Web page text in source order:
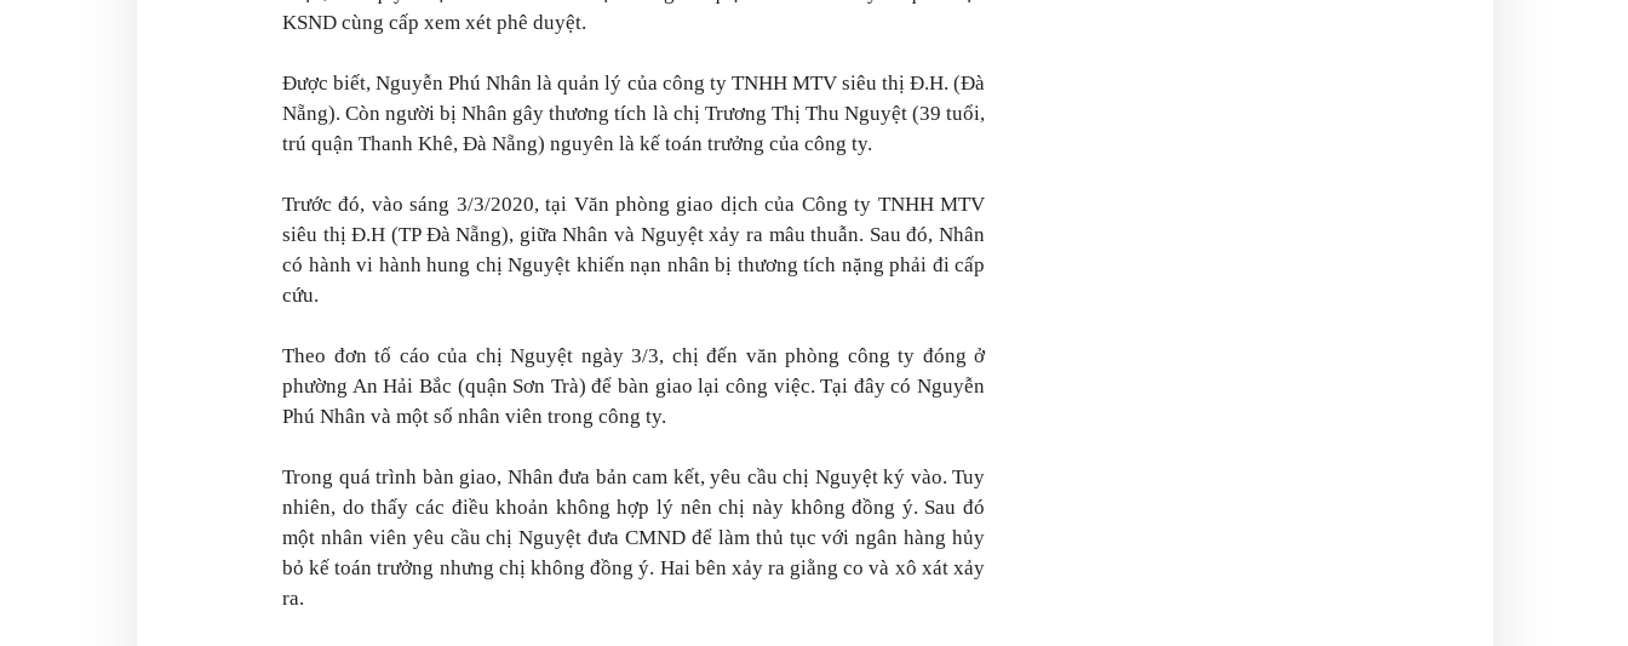
KSND cùng cấp xem xét phê duyệt.
Được biết, Nguyễn Phú Nhân là quản lý của công ty TNHH MTV siêu thị Đ.H. (Đà
Nẵng). Còn người bị Nhân gây thương tích là chị Trương Thị Thu Nguyệt (39 tuổi,
trú quận Thanh Khê, Đà Nẵng) nguyên là kế toán trưởng của công ty.
Trước đó, vào sáng 3/3/2020, tại Văn phòng giao dịch của Công ty TNHH MTV
siêu thị Đ.H (TP Đà Nẵng), giữa Nhân và Nguyệt xảy ra mâu thuẫn. Sau đó, Nhân
có hành vi hành hung chị Nguyệt khiến nạn nhân bị thương tích nặng phải đi cấp
cứu.
Theo đơn tố cáo của chị Nguyệt ngày 3/3, chị đến văn phòng công ty đóng ở
phường An Hải Bắc (quận Sơn Trà) để bàn giao lại công việc. Tại đây có Nguyễn
Phú Nhân và một số nhân viên trong công ty.
Trong quá trình bàn giao, Nhân đưa bản cam kết, yêu cầu chị Nguyệt ký vào. Tuy
nhiên, do thấy các điều khoản không hợp lý nên chị này không đồng ý. Sau đó
một nhân viên yêu cầu chị Nguyệt đưa CMND để làm thủ tục với ngân hàng hủy
bỏ kế toán trưởng nhưng chị không đồng ý. Hai bên xảy ra giằng co và xô xát xảy
ra.